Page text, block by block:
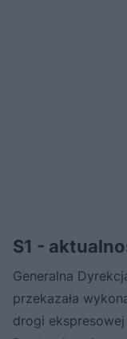
S1 -
Generalna
przekazała
drogi